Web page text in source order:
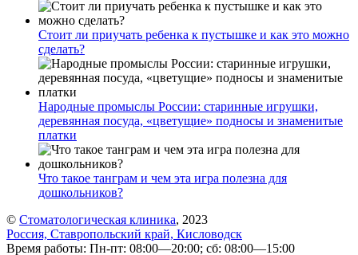
Стоит ли приучать ребенка к пустышке и как это можно
сделать?
Народные промыслы России: старинные игрушки,
деревянная посуда, «цветущие» подносы и знаменитые
платки
Что такое танграм и чем эта игра полезна для
дошкольников?
© Стоматологическая клиника, 2023
Россия, Ставропольский край, Кисловодск
Время работы: Пн-пт: 08:00—20:00; сб: 08:00—15:00